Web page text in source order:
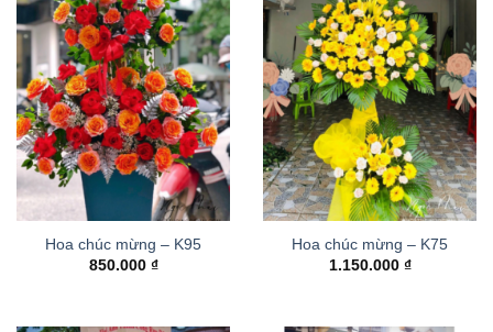
Hoa chúc mừng – K95
850.000 ₫
Hoa chúc mừng – K75
1.150.000 ₫